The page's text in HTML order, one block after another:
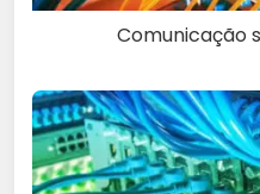
Comunicação